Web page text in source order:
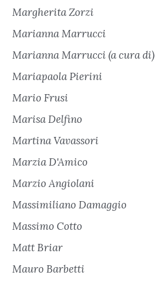
Margherita Zorzi
Marianna Marrucci
Marianna Marrucci (a cura di)
Mariapaola Pierini
Mario Frusi
Marisa Delfino
Martina Vavassori
Marzia D'Amico
Marzio Angiolani
Massimiliano Damaggio
Massimo Cotto
Matt Briar
Mauro Barbetti